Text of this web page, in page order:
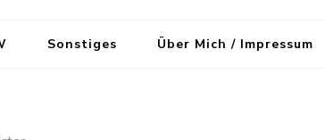
Sonstiges Über Mich / Impressum